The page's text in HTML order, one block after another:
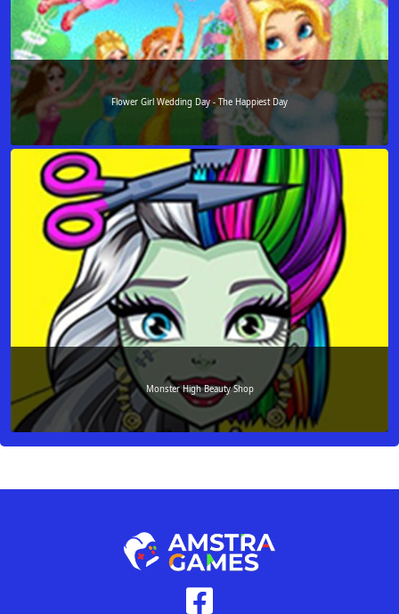
Flower Girl Wedding Day - The Happiest Day
Monster High Beauty Shop